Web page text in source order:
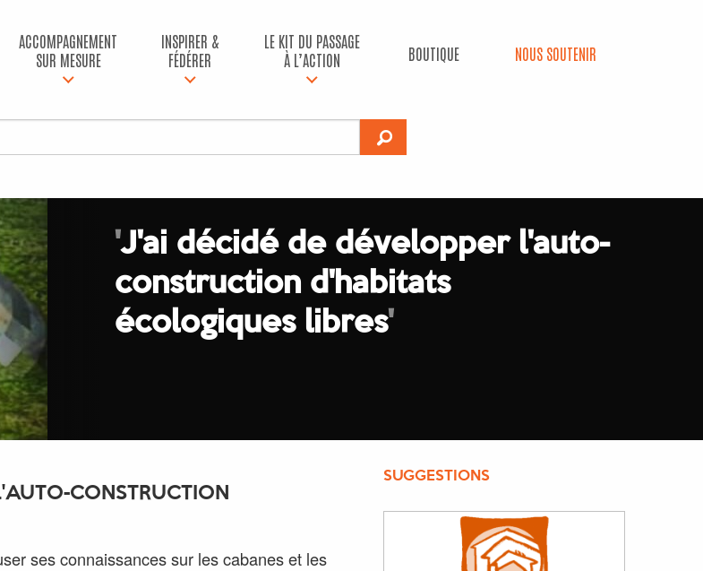
ACCOMPAGNEMENT
SUR MESURE
INSPIRER &
FÉDÉRER
LE KIT DU PASSAGE
À L’ACTION
BOUTIQUE NOUS SOUTENIR
'J'ai décidé de développer l'auto-
construction d'habitats
écologiques libres'
CONSTRUCTION
ses connaissances sur les cabanes et les
SUGGESTIONS